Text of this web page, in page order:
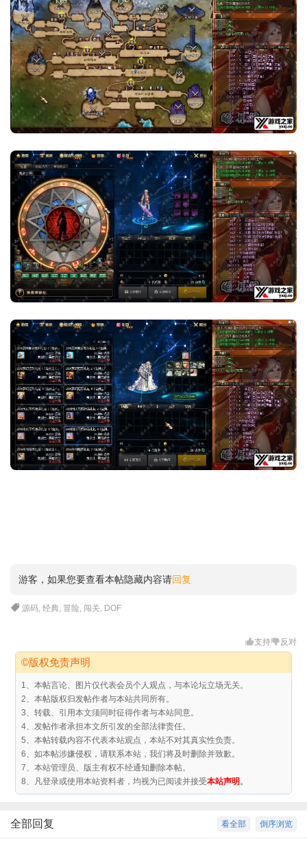
游客，如果您要查看本帖隐藏内容请回复
源码,经典, 冒险, 闯关, DOF
支持 反对
©版权免责声明
1、本帖言论、图片仅代表会员个人观点，与本论坛立场无关。
2、本帖版权归发帖作者与本站共同所有。
3、转载、引用本文须同时征得作者与本站同意。
4、发帖作者承担本文所引发的全部法律责任。
5、本帖转载内容不代表本站观点，本站不对其真实性负责。
6、如本帖涉嫌侵权，请联系本站，我们将及时删除并致歉。
7、本站管理员、版主有权不经通知删除本帖。
8、凡登录或使用本站资料者，均视为已阅读并接受本站声明 。
倒序浏览
看全部
全部回复